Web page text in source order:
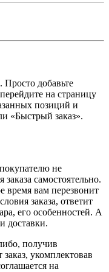
Просто добавьте
на страницу
позиций и
«Быстрый заказ».
не
самостоятельно.
время вам перезвонит
заказа, ответит
его особенностей. А
доставки.
получив
укомплектовав
на